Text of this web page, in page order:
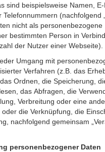
sind beispielsweise Namen,
(nachfolgend
nicht als personenbezogene
bestimmten Person in
der Nutzer einer Webseite).
Umgang mit
Verfahren (z.B. das
Ordnen, die Speicherung,
das Abfragen, die
Verbreitung oder eine
die Verknüpfung, die
nachfolgend gemeinsam
personenbezogener Daten